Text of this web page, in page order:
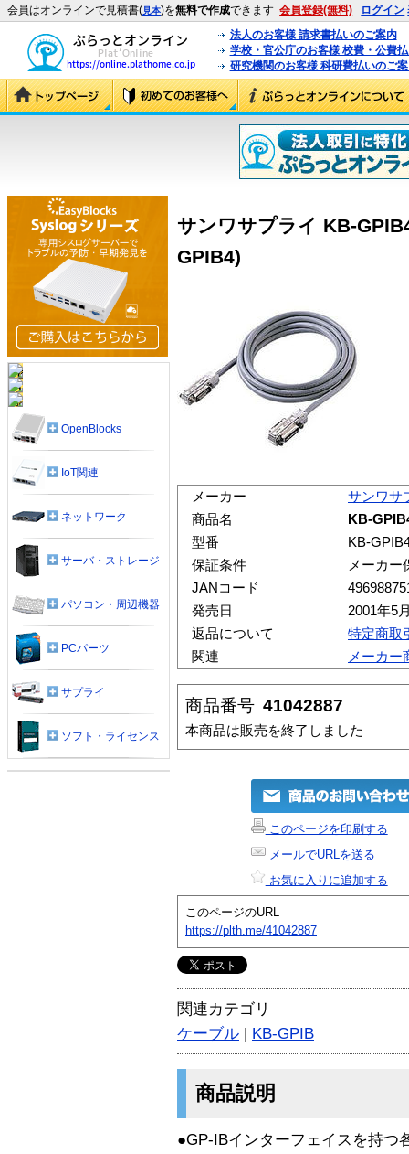
会員はオンラインで見積書(見本)を無料で作成できます 会員登録(無料) ログイン
法人のお客様 請求書払いのご案内
学校・官公庁のお客様 校費・公費
研究機関のお客様 科研費払いのご
サンワサプライ KB-
GPIB4)
メーカー
サンワサ
商品名
KB-
型番
KB-
保証条件
メーカー
JANコード
発売日
2001年5
返品について
特定商取
関連
メーカー
商品番号 41042887
本商品は販売を終了しました
このページを印刷する
メールでURLを送る
お気に入りに追加する
このページのURL
https://plth.me/41042887
関連カテゴリ
ケーブル | KB-GPIB
商品説明
●GP-IBインターフェイスを持つ
OpenBlocks
IoT関連
ネットワーク
サーバ・ストレージ
パソコン・周辺機器
PCパーツ
サプライ
ソフト・ライセンス